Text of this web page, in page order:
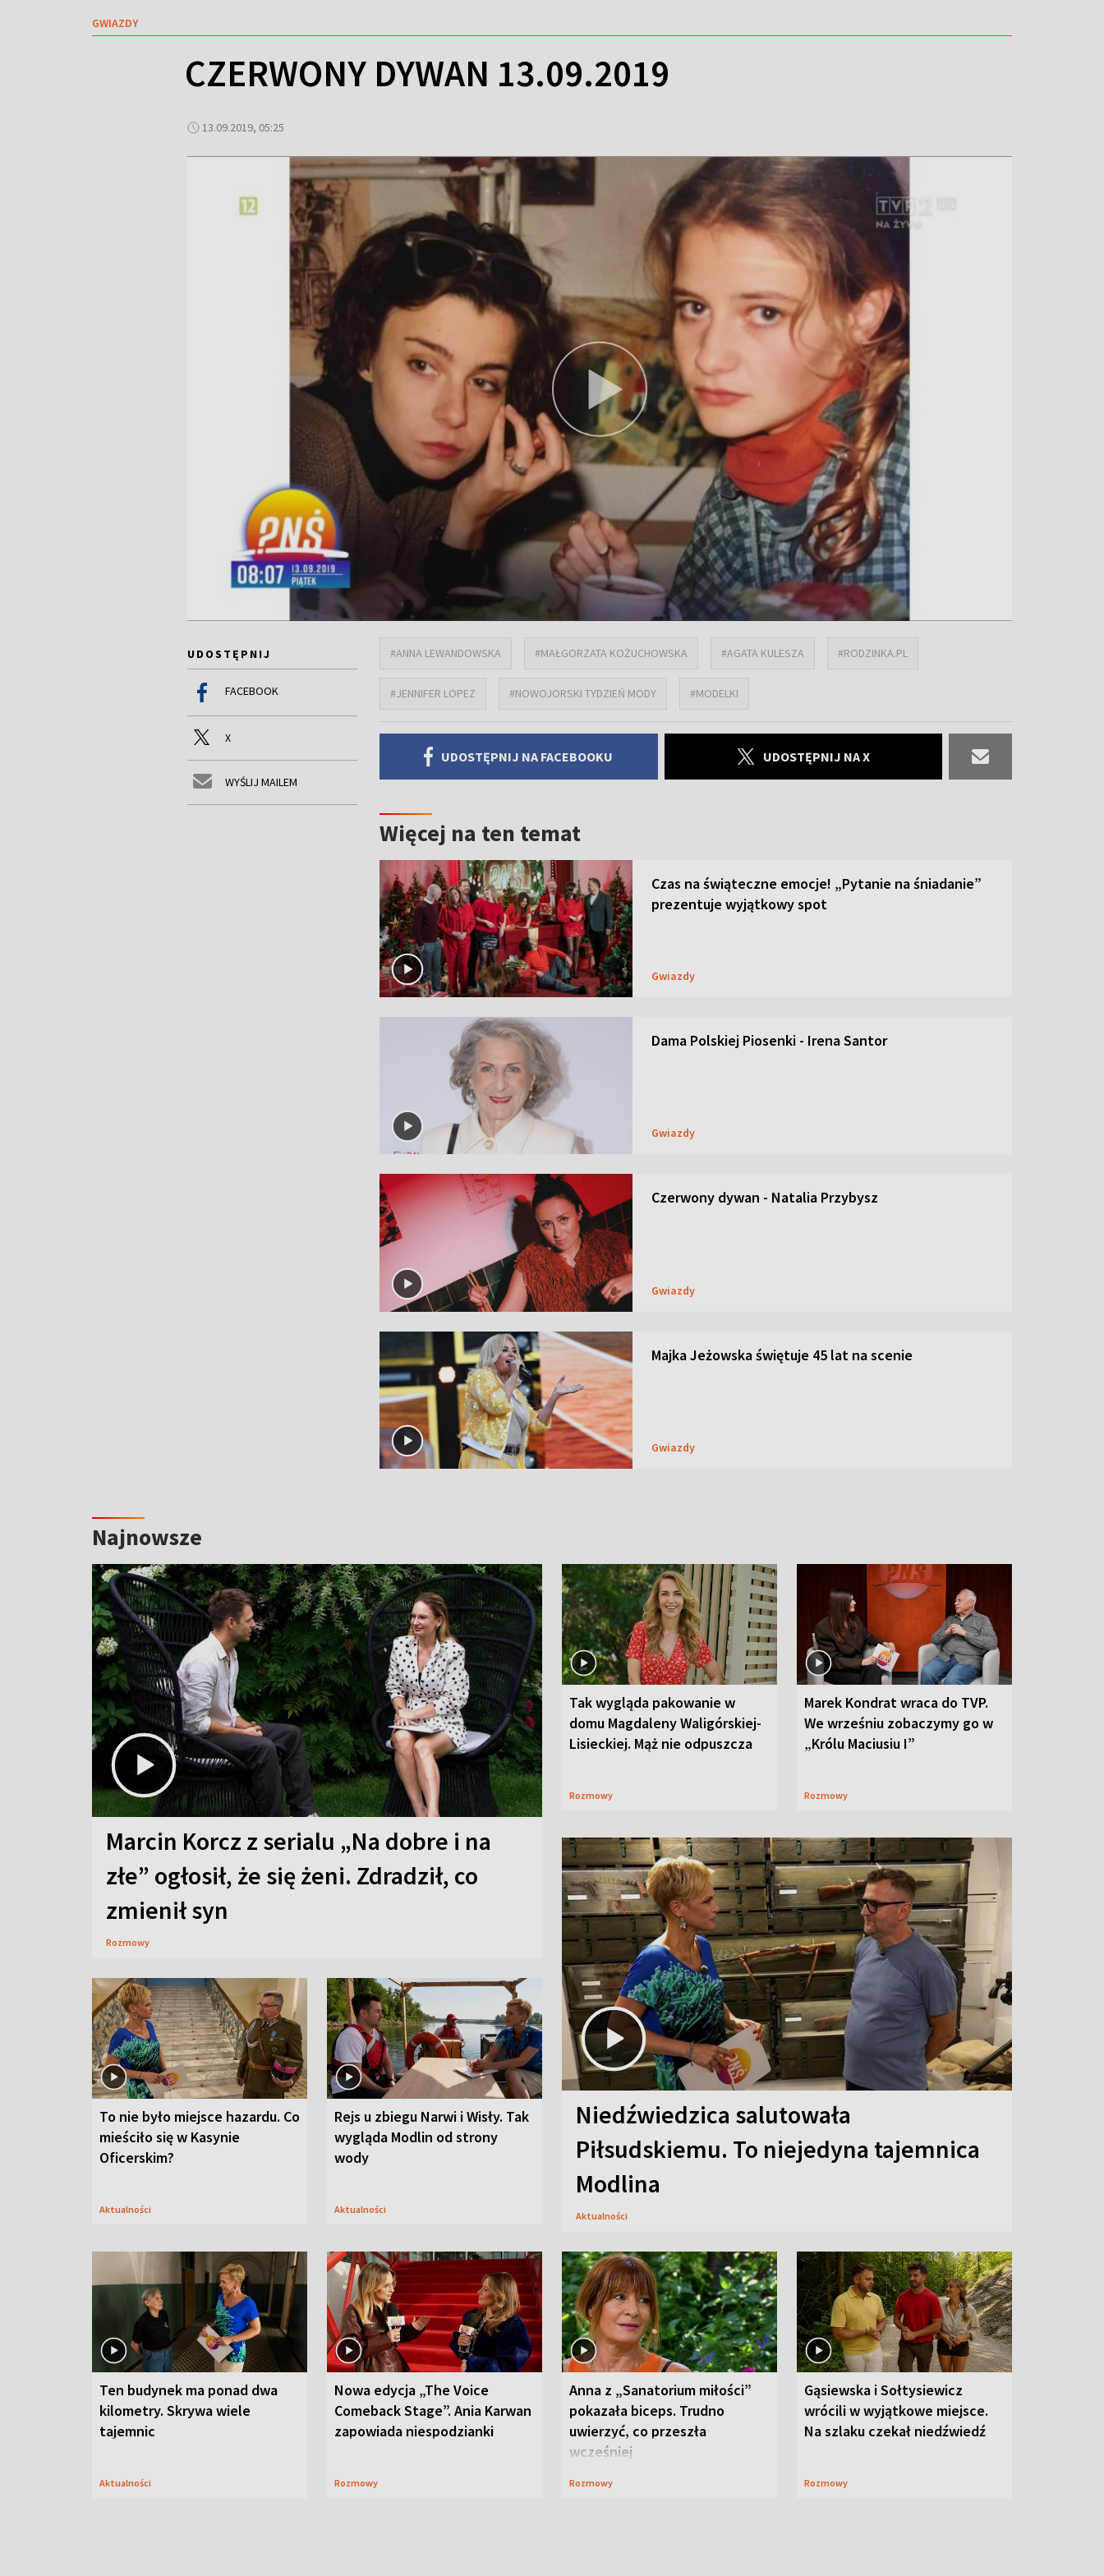
GWIAZDY
CZERWONY DYWAN 13.09.2019
13.09.2019, 05:25
UDOSTĘPNIJ
FACEBOOK
X
WYŚLIJ MAILEM
#ANNA LEWANDOWSKA #MAŁGORZATA KOŻUCHOWSKA #AGATA KULESZA #RODZINKA.PL
#JENNIFER LOPEZ #NOWOJORSKI TYDZIEŃ MODY #MODELKI
UDOSTĘPNIJ NA FACEBOOKU UDOSTĘPNIJ NA X
Więcej na ten temat
Czas na świąteczne emocje! „Pytanie na śniadanie”
prezentuje wyjątkowy spot
Gwiazdy
Dama Polskiej Piosenki - Irena Santor
Gwiazdy
Czerwony dywan - Natalia Przybysz
Gwiazdy
Majka Jeżowska świętuje 45 lat na scenie
Gwiazdy
Najnowsze
Marcin Korcz z serialu „Na dobre i na
złe” ogłosił, że się żeni. Zdradził, co
zmienił syn
Rozmowy
Tak wygląda pakowanie w
domu Magdaleny Waligórskiej-
Lisieckiej. Mąż nie odpuszcza
Rozmowy
Marek Kondrat wraca do TVP.
We wrześniu zobaczymy go w
„Królu Maciusiu I”
Rozmowy
To nie było miejsce hazardu. Co
mieściło się w Kasynie
Oficerskim?
Aktualności
Rejs u zbiegu Narwi i Wisły. Tak
wygląda Modlin od strony
wody
Aktualności
Niedźwiedzica salutowała
Piłsudskiemu. To niejedyna tajemnica
Modlina
Aktualności
Ten budynek ma ponad dwa
kilometry. Skrywa wiele
tajemnic
Aktualności
Nowa edycja „The Voice
Comeback Stage”. Ania Karwan
zapowiada niespodzianki
Rozmowy
Anna z „Sanatorium miłości”
pokazała biceps. Trudno
uwierzyć, co przeszła
wcześniej
Rozmowy
Gąsiewska i Sołtysiewicz
wrócili w wyjątkowe miejsce.
Na szlaku czekał niedźwiedź
Rozmowy